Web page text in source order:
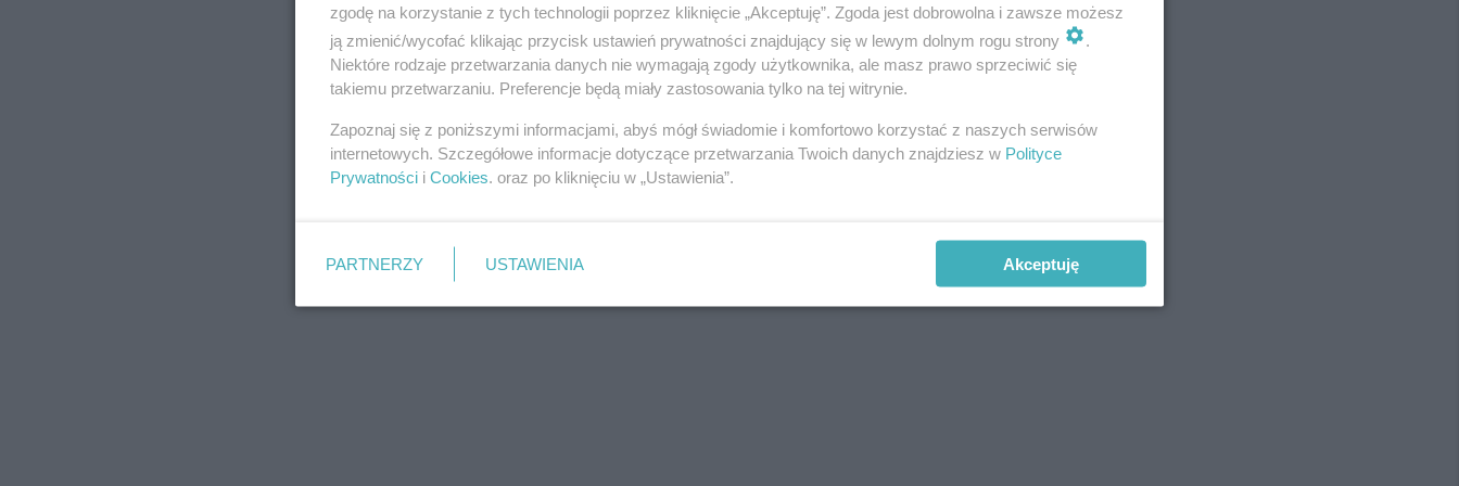
zgodę na korzystanie z tych technologii poprzez kliknięcie „Akceptuję”. Zgoda jest dobrowolna i zawsze możesz
ją zmienić/wycofać klikając przycisk ustawień prywatności znajdujący się w lewym dolnym rogu strony
.
Niektóre rodzaje przetwarzania danych nie wymagają zgody użytkownika, ale masz prawo sprzeciwić się
takiemu przetwarzaniu. Preferencje będą miały zastosowania tylko na tej witrynie.
Zapoznaj się z poniższymi informacjami, abyś mógł świadomie i komfortowo korzystać z naszych serwisów
internetowych. Szczegółowe informacje dotyczące przetwarzania Twoich danych znajdziesz w Polityce
Prywatności i Cookies. oraz po kliknięciu w „Ustawienia”.
PARTNERZY USTAWIENIA Akceptuję